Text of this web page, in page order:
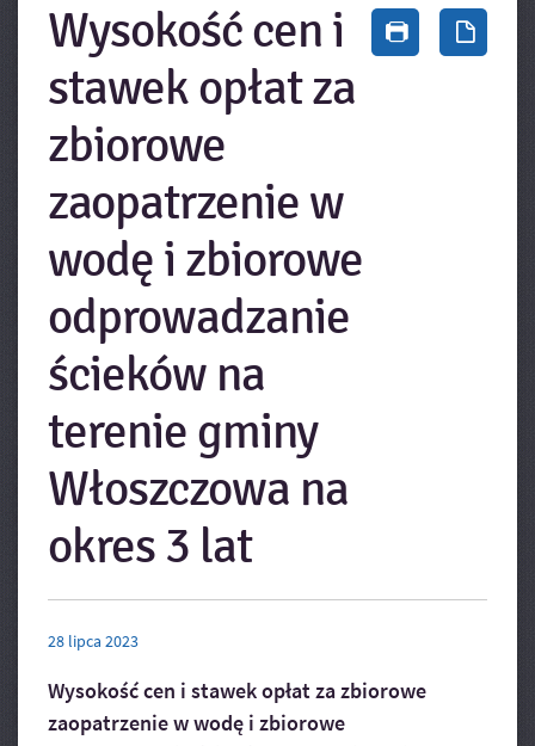
Wysokość cen i
stawek opłat za
zbiorowe
zaopatrzenie w
wodę i zbiorowe
odprowadzanie
ścieków na
terenie gminy
Włoszczowa na
okres 3 lat
28 lipca 2023
Drukuj
Wysokość cen i stawek opłat za zbiorowe
zaopatrzenie w wodę i zbiorowe